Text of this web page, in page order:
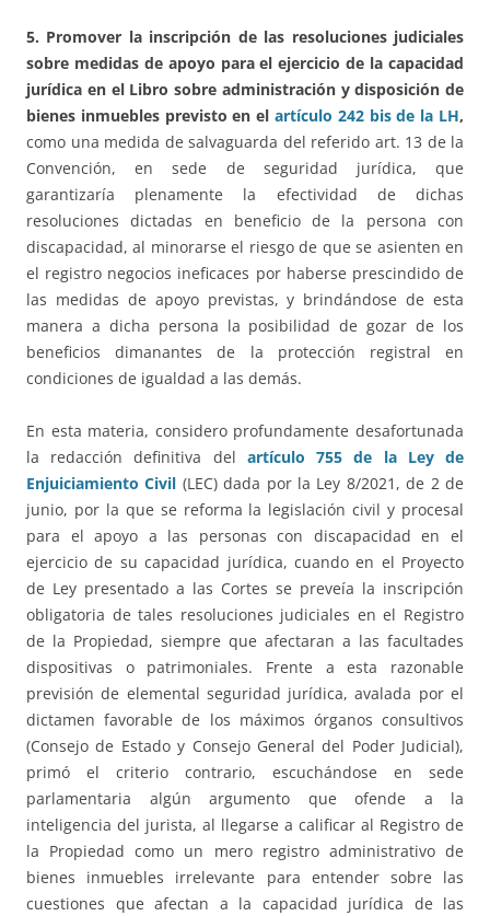
5. Promover la inscripción de las resoluciones judiciales
sobre medidas de apoyo para el ejercicio de la capacidad
jurídica en el Libro sobre administración y disposición de
bienes inmuebles previsto en el artículo 242 bis de la LH,
como una medida de salvaguarda del referido art. 13 de la
Convención, en sede de seguridad jurídica, que
garantizaría plenamente la efectividad de dichas
resoluciones dictadas en beneficio de la persona con
discapacidad, al minorarse el riesgo de que se asienten en
el registro negocios ineficaces por haberse prescindido de
las medidas de apoyo previstas, y brindándose de esta
manera a dicha persona la posibilidad de gozar de los
beneficios dimanantes de la protección registral en
condiciones de igualdad a las demás.
En esta materia, considero profundamente desafortunada
la redacción definitiva del artículo 755 de la Ley de
Enjuiciamiento Civil (LEC) dada por la Ley 8/2021, de 2 de
junio, por la que se reforma la legislación civil y procesal
para el apoyo a las personas con discapacidad en el
ejercicio de su capacidad jurídica, cuando en el Proyecto
de Ley presentado a las Cortes se preveía la inscripción
obligatoria de tales resoluciones judiciales en el Registro
de la Propiedad, siempre que afectaran a las facultades
dispositivas o patrimoniales. Frente a esta razonable
previsión de elemental seguridad jurídica, avalada por el
dictamen favorable de los máximos órganos consultivos
(Consejo de Estado y Consejo General del Poder Judicial),
primó el criterio contrario, escuchándose en sede
parlamentaria algún argumento que ofende a la
inteligencia del jurista, al llegarse a calificar al Registro de
la Propiedad como un mero registro administrativo de
bienes inmuebles irrelevante para entender sobre las
cuestiones que afectan a la capacidad jurídica de las